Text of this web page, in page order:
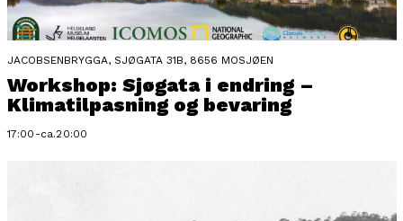
JACOBSENBRYGGA, SJØGATA 31B, 8656 MOSJØEN
Workshop: Sjøgata i endring –
Klimatilpasning og bevaring
17:00-ca.20:00